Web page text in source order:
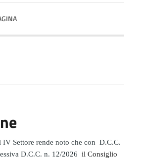
IV Settore rende noto che con D.C.C.
D.C.C. n. 12/2026 il Consiglio